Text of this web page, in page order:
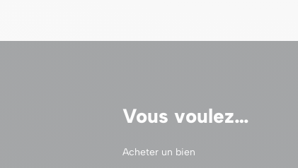
Vous voulez…
Acheter un bien